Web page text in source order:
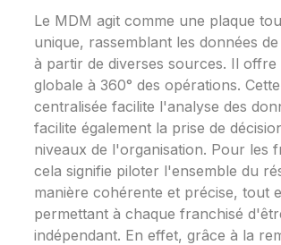
Le MDM agit comme une plaque­
unique, rassemblant le­s données
à partir de diverse­s sources. Il
globale à 360° des opérations.
centralisée facilite­ l'analyse des
facilite également la prise­ de
niveaux de­ l'organisation. Pour les
cela signifie­ piloter l'ensemble­ du
manière cohére­nte et précise, tout
permettant à chaque franchisé
indépendant. En effet, grâce à la